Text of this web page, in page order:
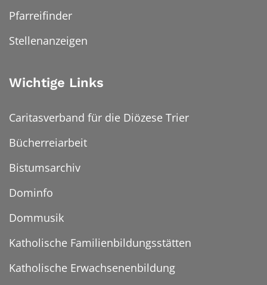
Pfarreifinder
Stellenanzeigen
Wichtige Links
Caritasverband für die Diözese Trier
Bücherreiarbeit
Bistumsarchiv
Dominfo
Dommusik
Katholische Familienbildungsstätten
Katholische Erwachsenenbildung